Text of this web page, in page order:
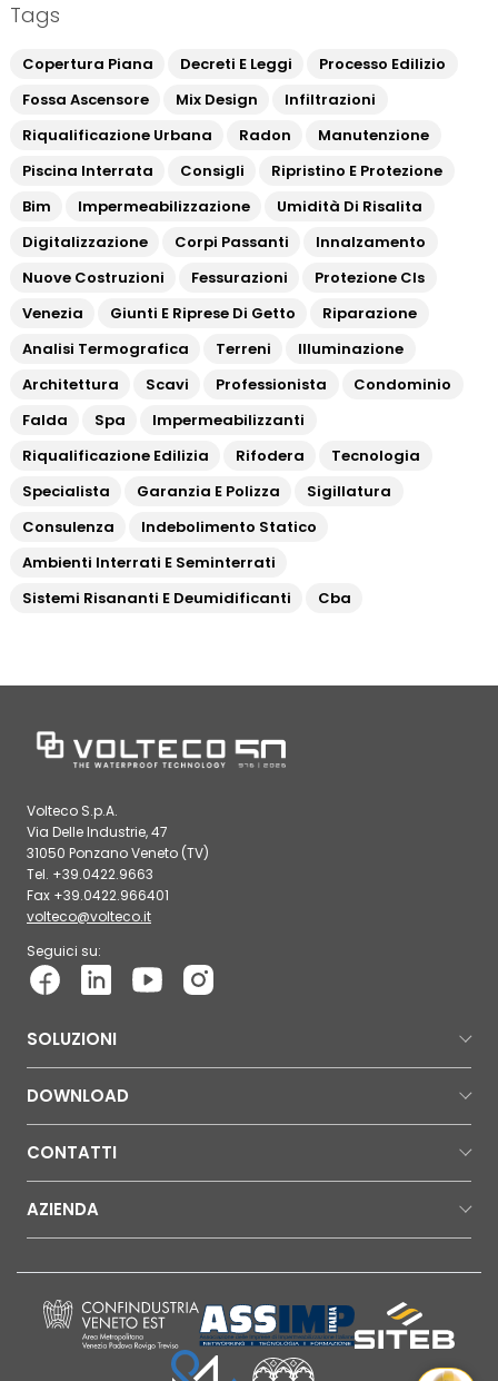
Tags
Copertura Piana Decreti E Leggi
Processo Edilizio
Fossa Ascensore
Mix Design
Infiltrazioni
Riqualificazione Urbana
Radon
Manutenzione
Piscina Interrata
Consigli
Ripristino E Protezione
Bim
Impermeabilizzazione
Umidità Di Risalita
Digitalizzazione
Corpi Passanti
Innalzamento
Nuove Costruzioni
Fessurazioni
Protezione Cls
Venezia
Giunti E Riprese Di Getto
Riparazione
Analisi Termografica
Terreni
Illuminazione
Architettura
Scavi Professionista
Condominio
Falda
Spa
Impermeabilizzanti
Riqualificazione Edilizia
Rifodera
Tecnologia
Specialista
Garanzia E Polizza
Sigillatura
Consulenza
Indebolimento Statico
Ambienti Interrati E Seminterrati
Sistemi Risananti E Deumidificanti
Cba
Volteco S.p.A.
Via Delle Industrie, 47
31050 Ponzano Veneto (TV)
Tel. +39.0422.9663
Fax +39.0422.966401
volteco@volteco.it
Seguici su:
SOLUZIONI
DOWNLOAD
CONTATTI
AZIENDA